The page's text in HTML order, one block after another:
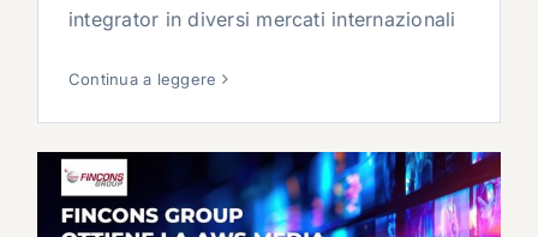
integrator in diversi mercati internazionali
Continua a leggere